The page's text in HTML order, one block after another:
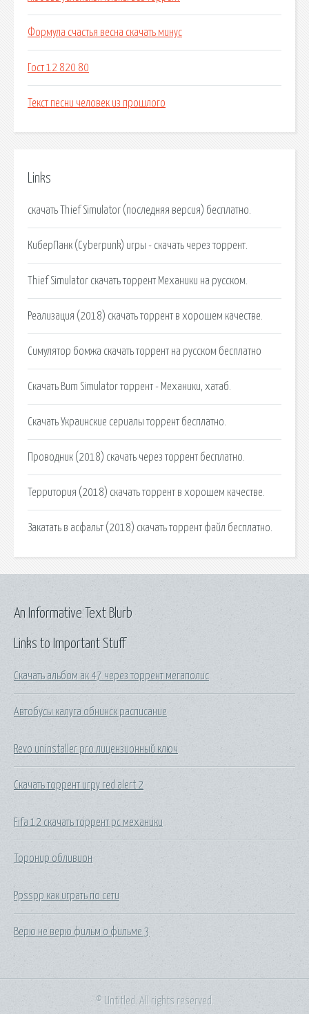
Формула счастья весна скачать минус
Гост 12 820 80
Текст песни человек из прошлого
Links
скачать Thief Simulator (последняя версия) бесплатно.
КиберПанк (Cyberpunk) игры - скачать через торрент.
Thief Simulator скачать торрент Механики на русском.
Реализация (2018) скачать торрент в хорошем качестве.
Симулятор бомжа скачать торрент на русском бесплатно
Скачать Bum Simulator торрент - Механики, хатаб.
Скачать Украинские сериалы торрент бесплатно.
Проводник (2018) скачать через торрент бесплатно.
Территория (2018) скачать торрент в хорошем качестве.
Закатать в асфальт (2018) скачать торрент файл бесплатно.
Links to Important Stuff
Скачать альбом ак 47 через торрент мегаполис
Автобусы калуга обнинск расписание
Revo uninstaller pro лицензионный ключ
Скачать торрент игру red alert 2
Fifa 12 скачать торрент pc механики
Торонир обливион
Ppsspp как играть по сети
Верю не верю фильм о фильме 3
An Informative Text Blurb
© Untitled. All rights reserved.